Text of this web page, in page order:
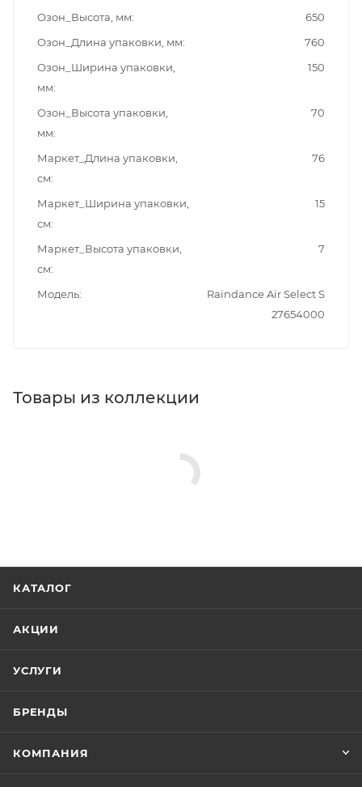
Озон_Высота, мм
650
Озон_Длина упаковки, мм
760
Озон_Ширина упаковки,
мм
150
Озон_Высота упаковки,
мм
70
Маркет_Длина упаковки,
см
76
Маркет_Ширина упаковки,
см
15
Маркет_Высота упаковки,
см
7
Модель
Raindance Air Select S
27654000
Товары из коллекции
КАТАЛОГ
АКЦИИ
УСЛУГИ
БРЕНДЫ
КОМПАНИЯ